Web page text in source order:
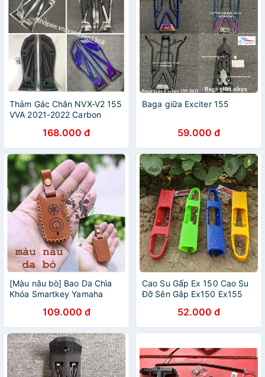
Thảm Gác Chân NVX-V2 155
VVA 2021-2022 Carbon
168.000 đ
Baga giữa Exciter 155
59.000 đ
[Màu nâu bò] Bao Da Chìa
Khóa Smartkey Yamaha
FreeGo, Latte, Exciter 155
VVA handmade da thật
109.000 đ
Cao Su Gấp Ex 150 Cao Su
Đỡ Sên Gắp Ex150 Ex155
Drag Loại Dài Không Khoan
Lỗ
52.000 đ